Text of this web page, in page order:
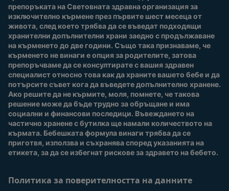
Купи сега
Нашите марки и
продукти
Качество и сигурност
Безплатно тестване
препоръката на Световната здравна организация за
изключително кърмене през първите шест месеца от
живота, след което трябва да се въведат подходящи
хранителни допълнителни храни заедно с продължаване
на кърменето до две години. Също така признаваме, че
кърменето не винаги е опция за родителите, затова
препоръчваме да се консултирате с вашия здравен
специалист относно това как да храните вашето бебе и да
потърсите съвет кога да въведете допълнително хранене.
Ако решите да не кърмите, моля, помнете, че такова
решение може да бъде трудно за обръщане и има
социални и финансови последици. Въвеждането на
частично хранене с бутилка ще намали количеството на
кърмата. Бебешката формула винаги трябва да се
приготвя, използва и съхранява според указанията на
етикета, за да се избегнат рискове за здравето на бебето.
Политика за поверителността на данните